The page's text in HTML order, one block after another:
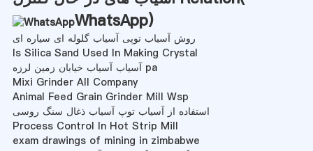
WhatsApp)
روش آسیاب توپی آسیاب گلوله ای سیاره ای
Is Silica Sand Used In Making Crystal
آسیاب آسیاب خیابان زمین لرزه pa
Mixi Grinder All Company
Animal Feed Grain Grinder Mill Wsp
استفاده از آسیاب توپ آسیاب ذغال سنگ روسی
Process Control In Hot Strip Mill
exam drawings of mining in zimbabwe